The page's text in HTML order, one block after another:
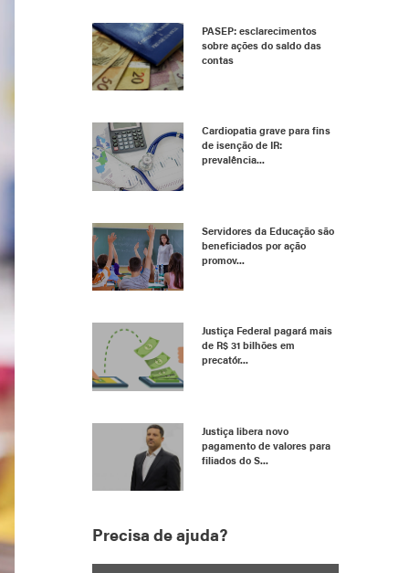
PASEP: esclarecimentos
sobre ações do saldo das
contas
Cardiopatia grave para fins
de isenção de IR:
prevalência...
Servidores da Educação são
beneficiados por ação
promov...
Justiça Federal pagará mais
de R$ 31 bilhões em
precatór...
Justiça libera novo
pagamento de valores para
filiados do S...
Precisa de ajuda?